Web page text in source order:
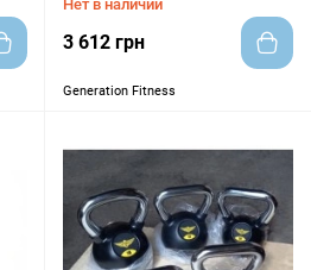
Нет в наличии
3 612 грн
Generation Fitness